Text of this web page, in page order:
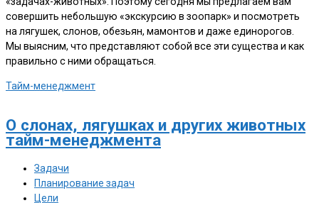
совершить небольшую «экскурсию в зоопарк» и посмотреть
на лягушек, слонов, обезьян, мамонтов и даже единорогов.
Мы выясним, что представляют собой все эти существа и как
правильно с ними обращаться.
Тайм-менеджмент
О слонах, лягушках и других животных
тайм-менеджмента
Задачи
Планирование задач
Цели